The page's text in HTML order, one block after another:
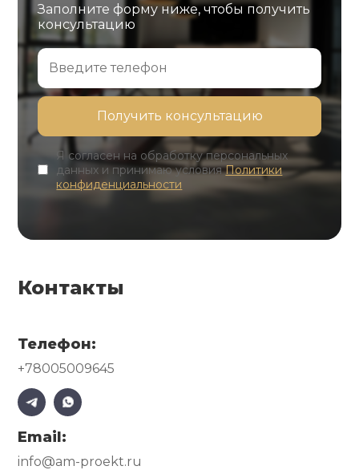
Заполните форму ниже, чтобы получить
консультацию
Я согласен на обработку персональных
данных и принимаю условияПолитики
конфиденциальности
Контакты
Телефон:
+78005009645
Email:
info@am-proekt.ru